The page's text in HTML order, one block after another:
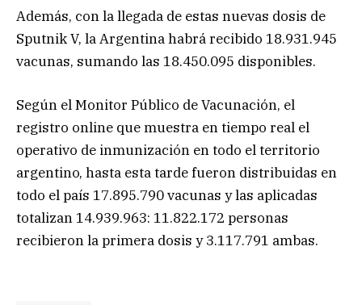
Además, con la llegada de estas nuevas dosis de
Sputnik V, la Argentina habrá recibido 18.931.945
vacunas, sumando las 18.450.095 disponibles.
Según el Monitor Público de Vacunación, el
registro online que muestra en tiempo real el
operativo de inmunización en todo el territorio
argentino, hasta esta tarde fueron distribuidas en
todo el país 17.895.790 vacunas y las aplicadas
totalizan 14.939.963: 11.822.172 personas
recibieron la primera dosis y 3.117.791 ambas.